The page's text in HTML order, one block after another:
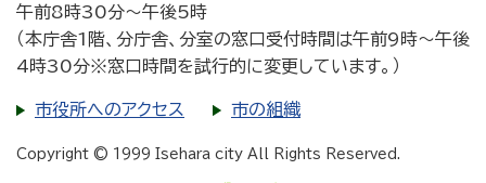
午前8時30分～午後5時
（本庁舎1階、分庁舎、分室の窓口受付時間は午前9時～午後
4時30分※窓口時間を試行的に変更しています。）
市役所へのアクセス 市の組織
Copyright © 1999 Isehara city All Rights Reserved.